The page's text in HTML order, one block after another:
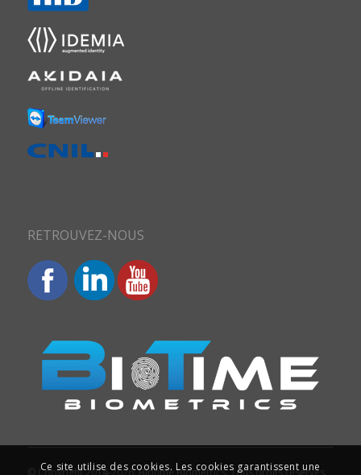
RETROUVEZ-NOUS
© Copyright 2014-2026. Biotime Biometrics. Tous droits réservés.
Ce site utilise des cookies. Les cookies garantissent une